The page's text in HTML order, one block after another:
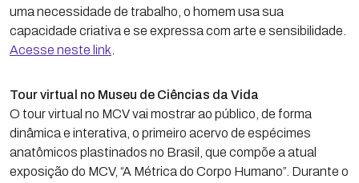
uma necessidade de trabalho, o homem usa sua
capacidade criativa e se expressa com arte e sensibilidade.
Acesse neste link
Tour virtual no Museu de Ciências da Vida
O tour virtual no MCV vai mostrar ao público, de forma
dinâmica e interativa, o primeiro acervo de espécimes
anatômicos plastinados no Brasil, que compõe a atual
exposição do MCV, “A Métrica do Corpo Humano”. Durante o